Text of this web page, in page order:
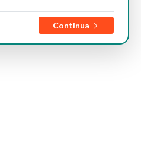
Continua